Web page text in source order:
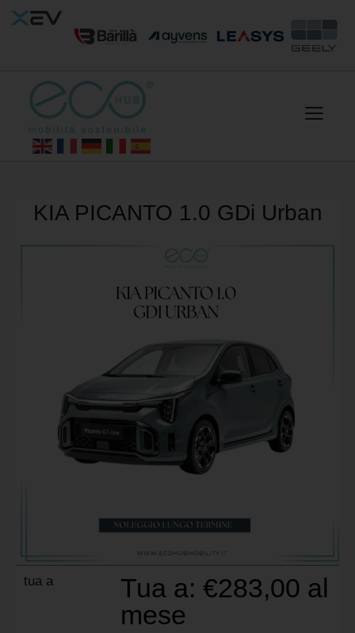
KIA PICANTO 1.0 GDi Urban
tua a Tua a:€283,00 al
mese